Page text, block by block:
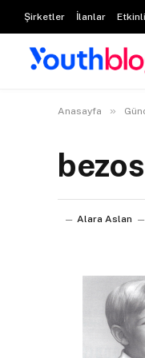
Şirketler İlanlar
Anasayfa »
bezos
Alara Aslan